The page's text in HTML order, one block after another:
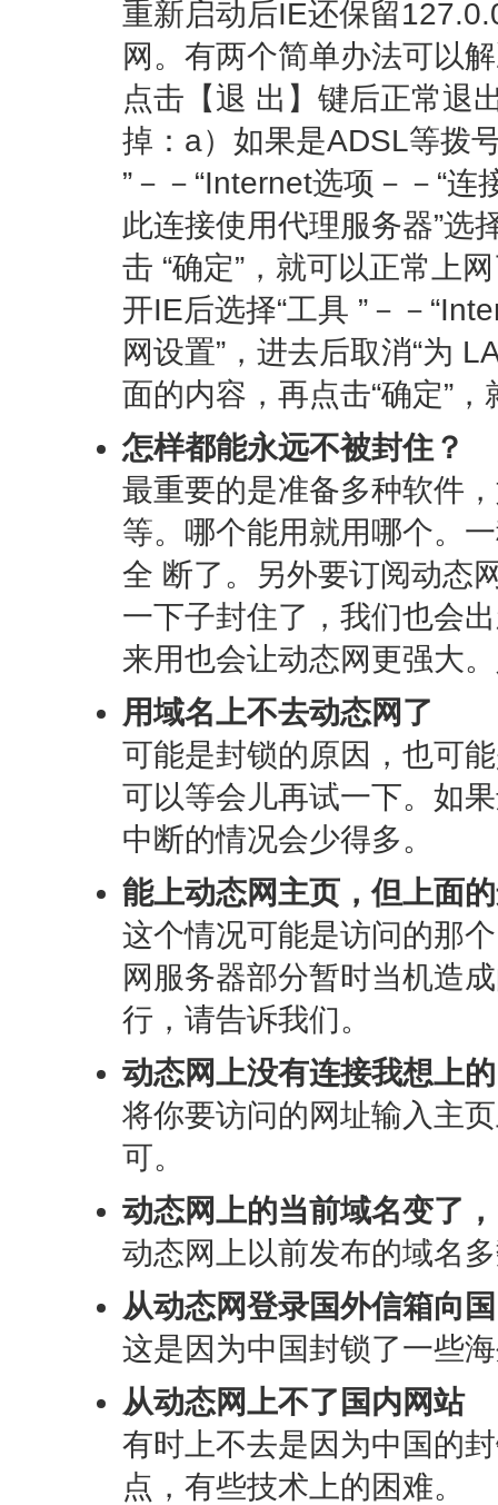
重新启动后IE还保留
网。有两个简单办法可以
点击【退 出】键后正常退
掉：a）如果是ADSL等拨
”－－“Internet选项－－“连
此连接使用代理服务器”选
击 “确定”，就可以正常上
开IE后选择“工具 ”－－
网设置”，进去后取消“为
面的内容，再点击“确定”
怎样都能永远不被封住？
最重要的是准备多种软件
等。哪个能用就用哪个。
全 断了。另外要订阅动态
一下子封住了，我们也会
来用也会让动态网更强大
用域名上不去动态网了
可能是封锁的原因，也可
可以等会儿再试一下。如
中断的情况会少得多。
能上动态网主页，但上面
这个情况可能是访问的那
网服务器部分暂时当机造
行，请告诉我们。
动态网上没有连接我想上
将你要访问的网址输入主
可。
动态网上的当前域名变了
动态网上以前发布的域名
从动态网登录国外信箱向
这是因为中国封锁了一些
从动态网上不了国内网站
有时上不去是因为中国的
点，有些技术上的困难。